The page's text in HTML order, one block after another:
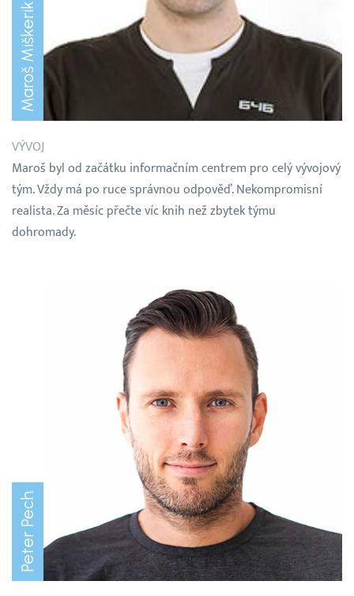
Maroš Miškerik
VÝVOJ
Maroš byl od začátku informačním centrem pro celý vývojový
tým. Vždy má po ruce správnou odpověď. Nekompromisní
realista. Za měsíc přečte víc knih než zbytek týmu
dohromady.
Peter Pech